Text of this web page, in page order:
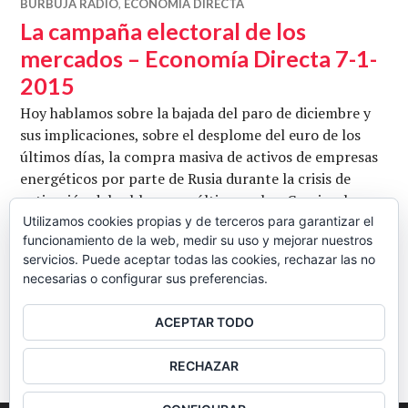
BURBUJA RADIO, ECONOMÍA DIRECTA
La campaña electoral de los
mercados – Economía Directa 7-1-
2015
Hoy hablamos sobre la bajada del paro de diciembre y
sus implicaciones, sobre el desplome del euro de los
últimos días, la compra masiva de activos de empresas
energéticos por parte de Rusia durante la crisis de
cotización del rublo y, por último, sobre Grecia y las
encuestas que traslucen que las amenazas
internacionales están pasando factura a Syriza y si el
escenario de salida …Seguir leyendoLa campaña
BARRA
LATERAL
Utilizamos cookies propias y de terceros para garantizar el
funcionamiento de la web, medir su uso y mejorar nuestros
servicios. Puede aceptar todas las cookies, rechazar las no
necesarias o configurar sus preferencias.
ACEPTAR TODO
RECHAZAR